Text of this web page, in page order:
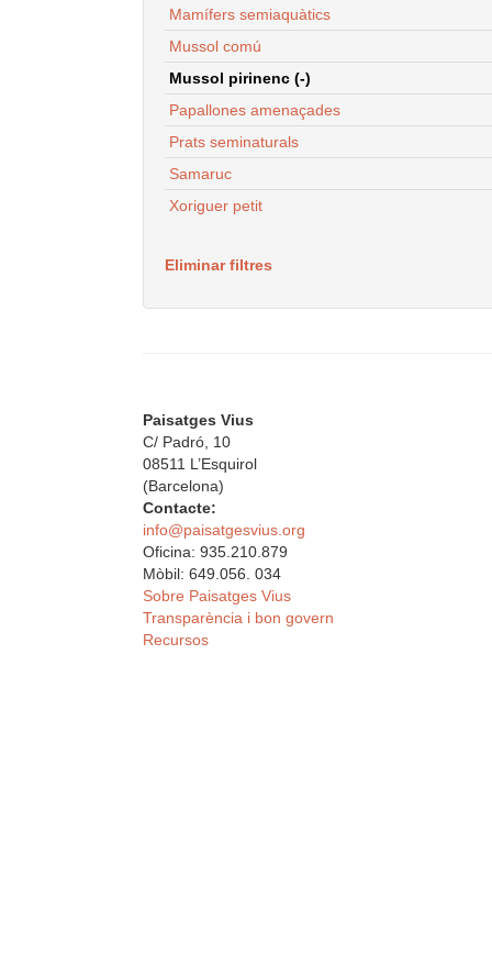
Mamífers semiaquàtics
Mussol comú
Mussol pirinenc (-)
Papallones amenaçades
Prats seminaturals
Samaruc
Xoriguer petit
Eliminar filtres
Paisatges Vius
C/ Padró, 10
08511 L’Esquirol
(Barcelona)
Contacte:
info@paisatgesvius.org
Oficina: 935.210.879
Mòbil: 649.056. 034
Sobre Paisatges Vius
Transparència i bon govern
Recursos